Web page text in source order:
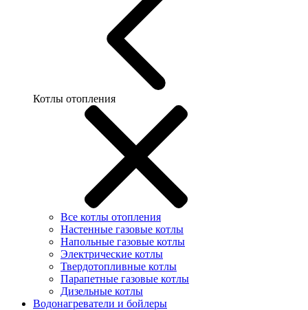
Котлы отопления
Все котлы отопления
Настенные газовые котлы
Напольные газовые котлы
Электрические котлы
Твердотопливные котлы
Парапетные газовые котлы
Дизельные котлы
Водонагреватели и бойлеры